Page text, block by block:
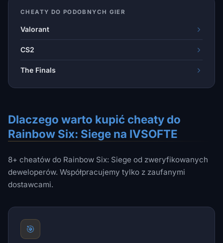
CHEATY DO PODOBNYCH GIER
Valorant
CS2
The Finals
Dlaczego warto kupić cheaty do
Rainbow Six: Siege na IVSOFTE
8+ cheatów do Rainbow Six: Siege od zweryfikowanych
deweloperów. Współpracujemy tylko z zaufanymi
dostawcami.
🎯